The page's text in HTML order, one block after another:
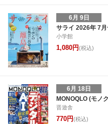
6月 9日
サライ 2026年 7月
小学館
1,080円(税込)
6月 18日
MONOQLO (モノ
晋遊舎
770円(税込)